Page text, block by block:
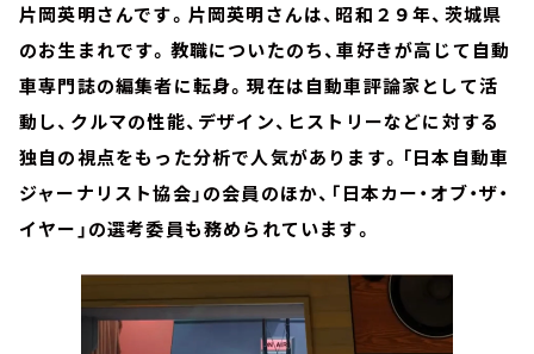
片岡英明さんです。片岡英明さんは、昭和２９年、茨城県
のお生まれです。教職についたのち、車好きが高じて自動
車専門誌の編集者に転身。現在は自動車評論家として活
動し、クルマの性能、デザイン、ヒストリーなどに対する
独自の視点をもった分析で人気があります。「日本自動車
ジャーナリスト協会」の会員のほか、「日本カー・オブ・ザ・
イヤー」の選考委員も務められています。